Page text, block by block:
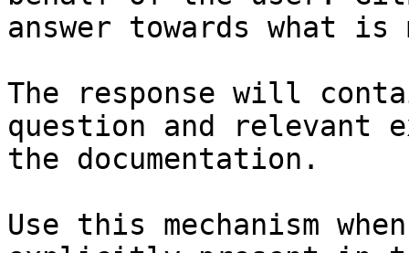
answer towards what
The response will
question and relevant
the documentation.
Use this mechanism